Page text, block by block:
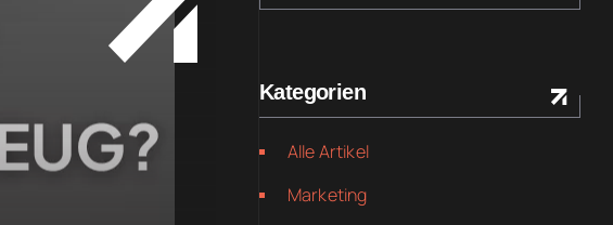
Kategorien
Alle Artikel
Marketing